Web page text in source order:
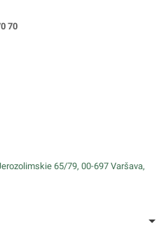
70
65/79, 00-697 Varšava,